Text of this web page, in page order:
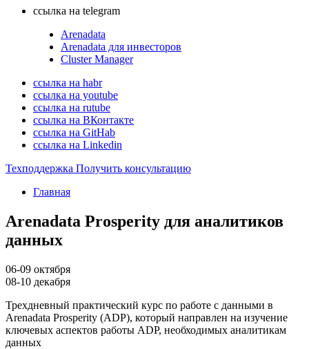
ссылка на telegram
Arenadata
Arenadata для инвесторов
Cluster Manager
ссылка на habr
ссылка на youtube
ссылка на rutube
ссылка на ВКонтакте
ссылка на GitHab
ссылка на Linkedin
Техподдержка Получить консультацию
Главная
Arenadata Prosperity для аналитиков
данных
06-09 октября
08-10 декабря
Трехдневный практический курс по работе с данными в
Arenadata Prosperity (ADP), который направлен на изучение
ключевых аспектов работы ADP, необходимых аналитикам
данных